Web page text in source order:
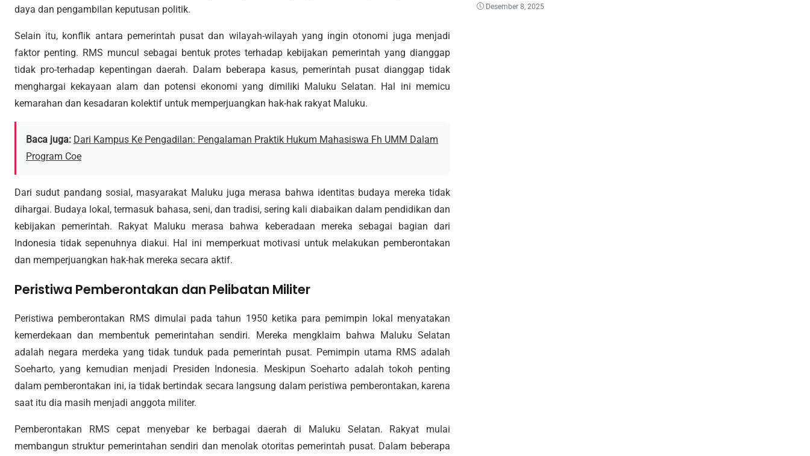
daya dan pengambilan keputusan politik.
Selain itu, konflik antara pemerintah pusat dan wilayah-wilayah yang ingin otonomi juga menjadi
faktor penting. RMS muncul sebagai bentuk protes terhadap kebijakan pemerintah yang dianggap
tidak pro-terhadap kepentingan daerah. Dalam beberapa kasus, pemerintah pusat dianggap tidak
menghargai kekayaan alam dan potensi ekonomi yang dimiliki Maluku Selatan. Hal ini memicu
kemarahan dan kesadaran kolektif untuk memperjuangkan hak-hak rakyat Maluku.
Baca juga: Dari Kampus Ke Pengadilan: Pengalaman Praktik Hukum Mahasiswa Fh UMM Dalam
Program Coe
Dari sudut pandang sosial, masyarakat Maluku juga merasa bahwa identitas budaya mereka tidak
dihargai. Budaya lokal, termasuk bahasa, seni, dan tradisi, sering kali diabaikan dalam pendidikan dan
kebijakan pemerintah. Rakyat Maluku merasa bahwa keberadaan mereka sebagai bagian dari
Indonesia tidak sepenuhnya diakui. Hal ini memperkuat motivasi untuk melakukan pemberontakan
dan memperjuangkan hak-hak mereka secara aktif.
Peristiwa Pemberontakan dan Pelibatan Militer
Peristiwa pemberontakan RMS dimulai pada tahun 1950 ketika para pemimpin lokal menyatakan
kemerdekaan dan membentuk pemerintahan sendiri. Mereka mengklaim bahwa Maluku Selatan
adalah negara merdeka yang tidak tunduk pada pemerintah pusat. Pemimpin utama RMS adalah
Soeharto, yang kemudian menjadi Presiden Indonesia. Meskipun Soeharto adalah tokoh penting
dalam pemberontakan ini, ia tidak bertindak secara langsung dalam peristiwa pemberontakan, karena
saat itu dia masih menjadi anggota militer.
Pemberontakan RMS cepat menyebar ke berbagai daerah di Maluku Selatan. Rakyat mulai
membangun struktur pemerintahan sendiri dan menolak otoritas pemerintah pusat. Dalam beberapa
Desember 8, 2025